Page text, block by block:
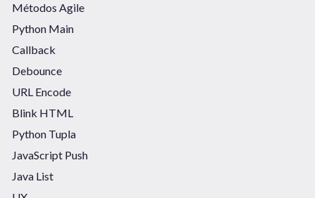
Métodos Agile
Python Main
Callback
Debounce
URL Encode
Blink HTML
Python Tupla
JavaScript Push
Java List